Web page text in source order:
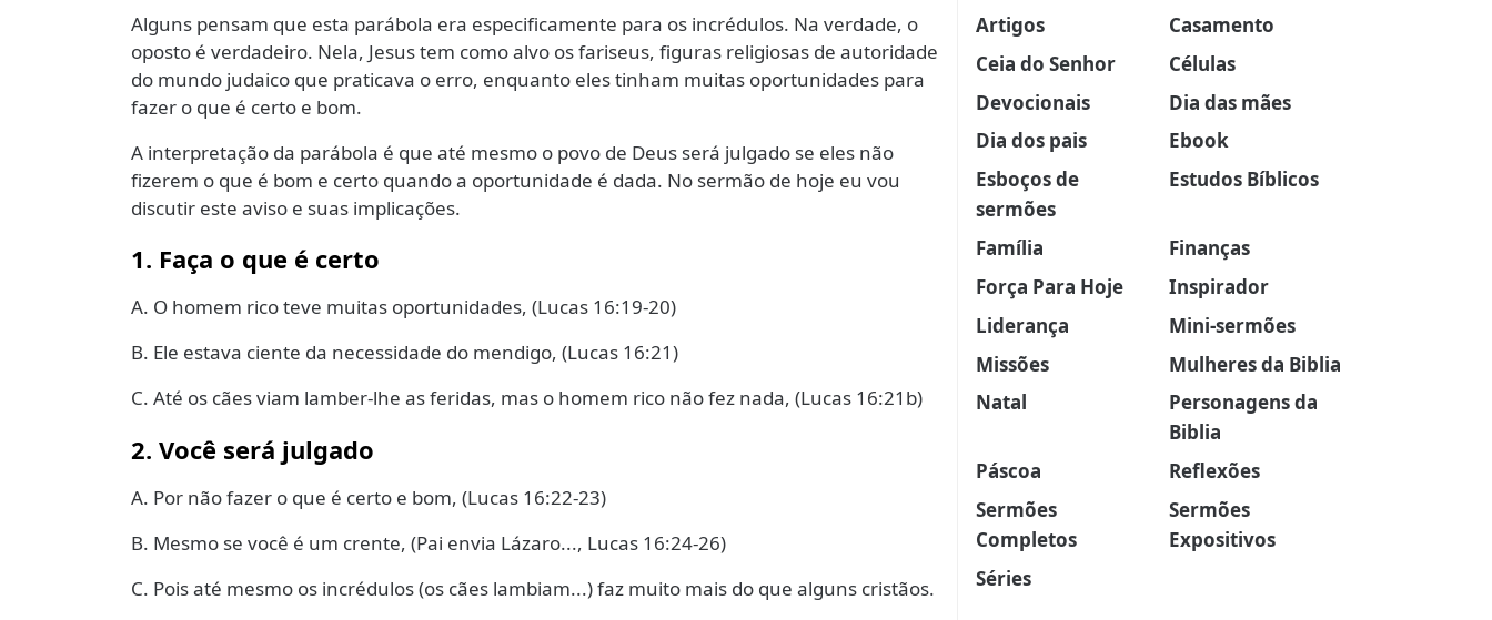
Alguns pensam que esta parábola era especificamente para os incrédulos. Na verdade, o
oposto é verdadeiro. Nela, Jesus tem como alvo os fariseus, figuras religiosas de autoridade
do mundo judaico que praticava o erro, enquanto eles tinham muitas oportunidades para
fazer o que é certo e bom.
A interpretação da parábola é que até mesmo o povo de Deus será julgado se eles não
fizerem o que é bom e certo quando a oportunidade é dada. No sermão de hoje eu vou
discutir este aviso e suas implicações.
1. Faça o que é certo
A. O homem rico teve muitas oportunidades, (Lucas 16:19-20)
B. Ele estava ciente da necessidade do mendigo, (Lucas 16:21)
C. Até os cães viam lamber-lhe as feridas, mas o homem rico não fez nada, (Lucas 16:21b)
2. Você será julgado
A. Por não fazer o que é certo e bom, (Lucas 16:22-23)
B. Mesmo se você é um crente, (Pai envia Lázaro..., Lucas 16:24-26)
C. Pois até mesmo os incrédulos (os cães lambiam...) faz muito mais do que alguns cristãos.
Artigos
Casamento
Ceia do Senhor
Células
Devocionais
Dia das mães
Dia dos pais
Ebook
Esboços de
sermões
Estudos Bíblicos
Família
Finanças
Força Para Hoje
Inspirador
Liderança
Mini-sermões
Missões
Mulheres da Biblia
Natal
Personagens da
Biblia
Páscoa
Reflexões
Sermões
Completos
Sermões
Expositivos
Séries